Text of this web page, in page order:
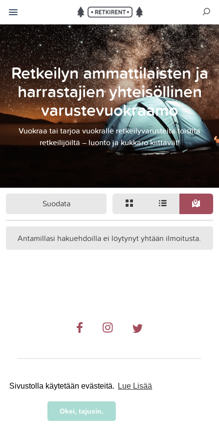
Sivustolla käytetään evästeitä. Lue Lisää
Okei, tajusin.
Retkeilyn ammattilaisten ja
harrastajien yhteisöllinen
varustevuokraamo
Vuokraa tai tarjoa vuokralle retkeilyvarusteita toisilta
retkeilijöiltä – luonto ja kukkaro kiittävät!
Suodata
Antamillasi hakuehdoilla ei löytynyt yhtään ilmoitusta.